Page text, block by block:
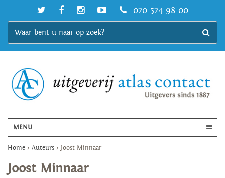
020 524 98 00
MENU
Home > Auteurs > Joost Minnaar
Joost Minnaar